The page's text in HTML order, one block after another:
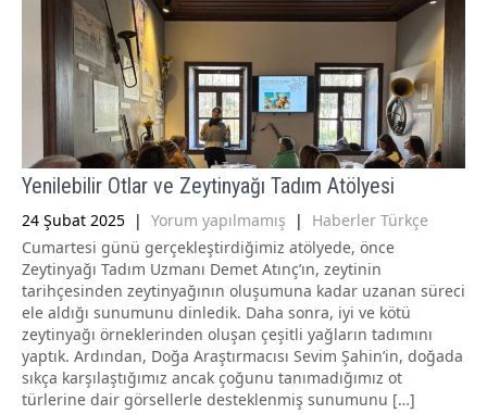
Yenilebilir Otlar ve Zeytinyağı Tadım Atölyesi
24 Şubat 2025 | Yorum yapılmamış | Haberler Türkçe
Cumartesi günü gerçekleştirdiğimiz atölyede, önce
Zeytinyağı Tadım Uzmanı Demet Atınç’ın, zeytinin
tarihçesinden zeytinyağının oluşumuna kadar uzanan süreci
ele aldığı sunumunu dinledik. Daha sonra, iyi ve kötü
zeytinyağı örneklerinden oluşan çeşitli yağların tadımını
yaptık. Ardından, Doğa Araştırmacısı Sevim Şahin’in, doğada
sıkça karşılaştığımız ancak çoğunu tanımadığımız ot
türlerine dair görsellerle desteklenmiş sunumunu […]